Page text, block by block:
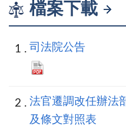
檔案下載
司法院公告
法官遷調改任辦法
及條文對照表